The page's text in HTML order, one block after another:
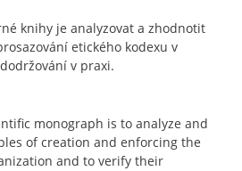
knihy je analyzovat a zhodnotit
etického kodexu v
v praxi.
monograph is to analyze and
of creation and enforcing the
and to verify their